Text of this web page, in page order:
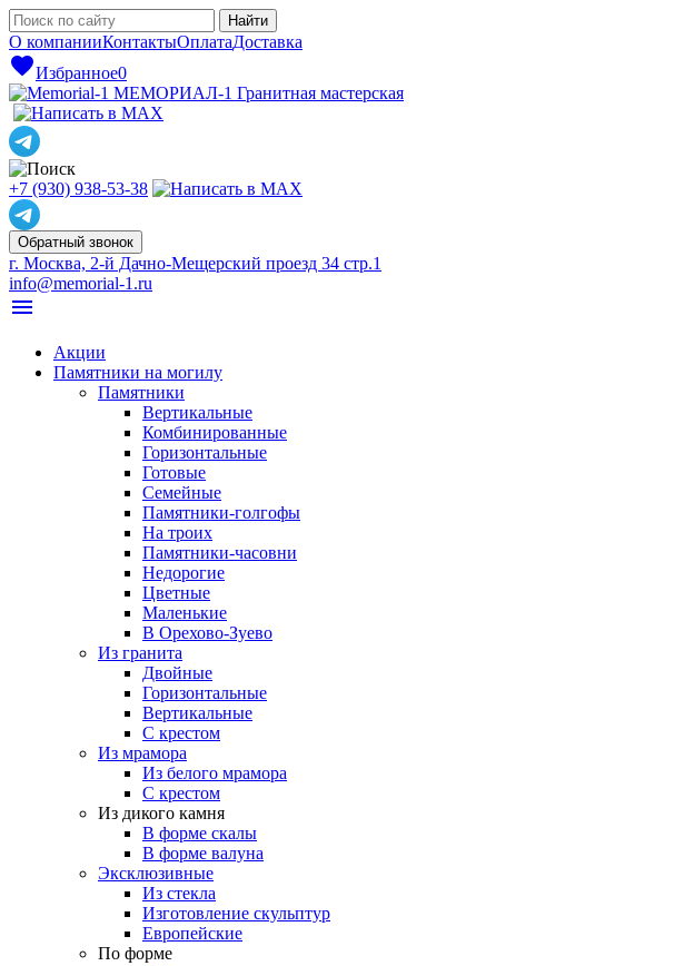
О компанииКонтактыОплатаДоставка
favoriteИзбранное0
МЕМОРИАЛ-1 Гранитная мастерская
+7 (930) 938-53-38
Обратный звонок
г. Москва, 2-й Дачно-Мещерский проезд 34 стр.1
info@memorial-1.ru
menu
Акции
Памятники на могилу
Памятники
Вертикальные
Комбинированные
Горизонтальные
Готовые
Семейные
Памятники-голгофы
На троих
Памятники-часовни
Недорогие
Цветные
Маленькие
В Орехово-Зуево
Из гранита
Двойные
Горизонтальные
Вертикальные
С крестом
Из мрамора
Из белого мрамора
С крестом
Из дикого камня
В форме скалы
В форме валуна
Эксклюзивные
Из стекла
Изготовление скульптур
Европейские
По форме